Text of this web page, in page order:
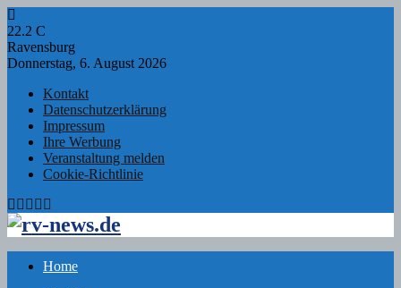
22.2 C
Ravensburg
Donnerstag, 6. August 2026
Kontakt
Datenschutzerklärung
Impressum
Ihre Werbung
Veranstaltung melden
Cookie-Richtlinie
Facebook
Twitter
Instagram
Email
Home